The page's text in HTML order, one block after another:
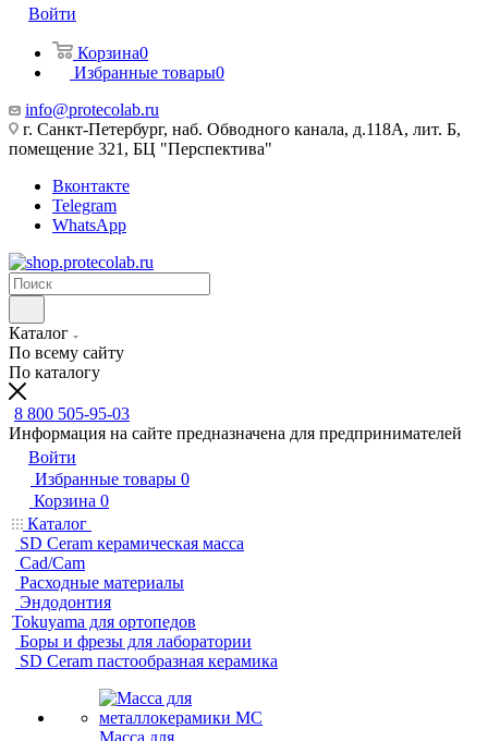
Войти
Корзина0
Избранные товары0
info@protecolab.ru
г. Санкт-Петербург, наб. Обводного канала, д.118А, лит. Б,
помещение 321, БЦ "Перспектива"
Вконтакте
Telegram
WhatsApp
Каталог
По всему сайту
По каталогу
8 800 505-95-03
Информация на сайте предназначена для предпринимателей
Войти
Избранные товары 0
Корзина 0
Каталог
SD Ceram керамическая масса
Cad/Cam
Расходные материалы
Эндодонтия
Tokuyama для ортопедов
Боры и фрезы для лаборатории
SD Ceram пастообразная керамика
Масса для